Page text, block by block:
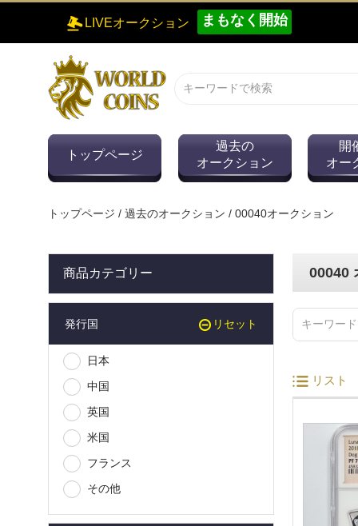
LIVEオークション まもなく開始
トップページ
過去の
オークション
開
オー
トップページ / 過去のオークション / 00040オークション
商品カテゴリー
発行国 リセット
日本
中国
英国
米国
フランス
その他
00040
リスト